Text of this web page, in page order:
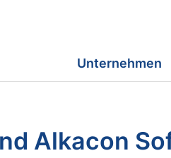
Unternehmen
Alkacon